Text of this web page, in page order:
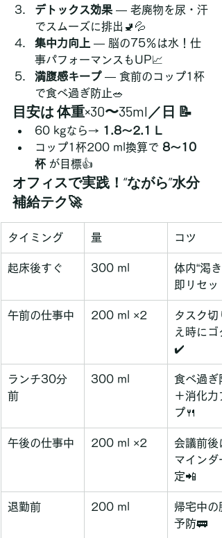
デトックス効果 — 老廃物を尿・汗
でスムーズに排出🚽💦
集中力向上 — 脳の75％は水！仕
事パフォーマンスもUP📈
満腹感キープ — 食前のコップ1杯
で食べ過ぎ防止🥗
目安は 体重×30〜35ml／日 📝
60 kgなら→ 1.8〜2.1 L
コップ1杯200 ml換算で 8〜10
杯 が目標👍
オフィスで実践！“ながら”水分
補給テク🚀
タイミング 量 コツ
起床後すぐ 300 ml
体内“渇き
即リセッ
午前の仕事中 200 ml ×2
タスク切
え時にゴ
✔️
ランチ30分
前
300 ml
食べ過ぎ
＋消化力
プ🍴
午後の仕事中 200 ml ×2
会議前後
マインダ
定📲
退勤前 200 ml
帰宅中の
予防🚃